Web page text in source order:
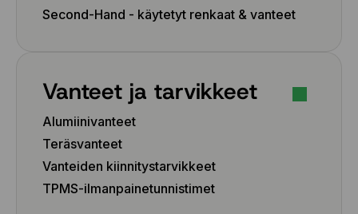
Second-Hand - käytetyt renkaat & vanteet
Vanteet ja tarvikkeet
Alumiinivanteet
Teräsvanteet
Vanteiden kiinnitystarvikkeet
TPMS-ilmanpainetunnistimet